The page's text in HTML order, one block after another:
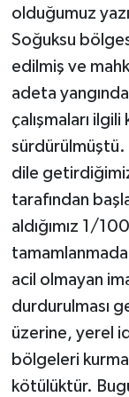
olduğumuz
Soğuksu
edilmiş ve
adeta
çalışmaları
sürdürülmüştü.
dile
tarafından
aldığımız 1/
acil olmayan
durdurulması
üzerine, yerel
bölgeleri
kötülüktür.